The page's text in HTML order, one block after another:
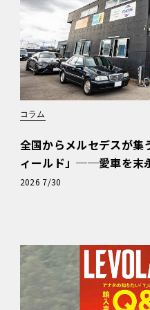
コラム
全国からメルセデスが集
ィールド」──愛車を末
と、プロがフックス製オ
2026 7/30